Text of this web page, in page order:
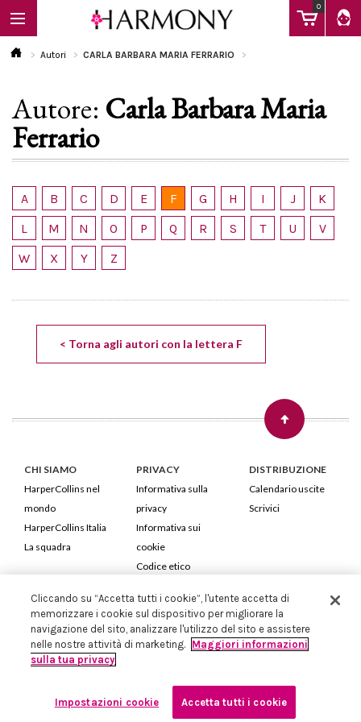
0
EBOOK
LIBRI
Calendario
Autori CARLA BARBARA MARIA FERRARIO
Autore: Carla Barbara Maria
Ferrario
A B C D E F G H I J
K
L
M N O P Q R S T U
V
W
X Y Z
< Torna agli autori con la lettera F
CHI SIAMO
HarperCollins nel
mondo
HarperCollins Italia
La squadra
PRIVACY
Informativa sulla
privacy
Informativa sui
cookie
Codice etico
DISTRIBUZIONE
Calendario uscite
Scrivici
HarperCollins Italia S.p.A. Viale Monte Nero, 84 - 20135 Milano
Cod. Fiscale e P.IVA 05946780151 - Capitale Sociale 258.250 €
Iscritta in Milano al Registro delle imprese nr.198004 e REA nr.1051898
Cliccando su “Accetta tutti i cookie”, l'utente accetta di
memorizzare i cookie sul dispositivo per migliorare la
navigazione del sito, analizzare l'utilizzo del sito e assistere
nelle nostre attività di marketing. Maggiori informazioni
sulla tua privacy
Impostazioni cookie Accetta tutti i cookie